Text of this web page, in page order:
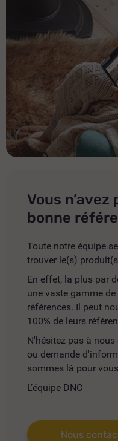
Vous
bonne
Toute notre équipe
trouver le(s)
En effet, la plus par
une vaste gamme
références. Il peut
100% de leurs
N'hésitez pas à
ou demande
sommes là pour
L’équipe DNC
Nous